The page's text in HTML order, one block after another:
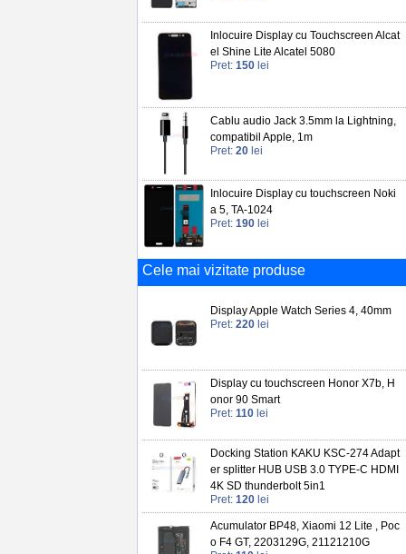
Inlocuire Display cu Touchscreen Alcat
el Shine Lite Alcatel 5080
Pret: 150 lei
Cablu audio Jack 3.5mm la Lightning,
compatibil Apple, 1m
Pret: 20 lei
Inlocuire Display cu touchscreen Noki
a 5, TA-1024
Pret: 190 lei
Cele mai vizitate produse
Display Apple Watch Series 4, 40mm
Pret: 220 lei
Display cu touchscreen Honor X7b, H
onor 90 Smart
Pret: 110 lei
Docking Station KAKU KSC-274 Adapt
er splitter HUB USB 3.0 TYPE-C HDMI
4K SD thunderbolt 5in1
Pret: 120 lei
Acumulator BP48, Xiaomi 12 Lite , Poc
o F4 GT, 2203129G, 21121210G